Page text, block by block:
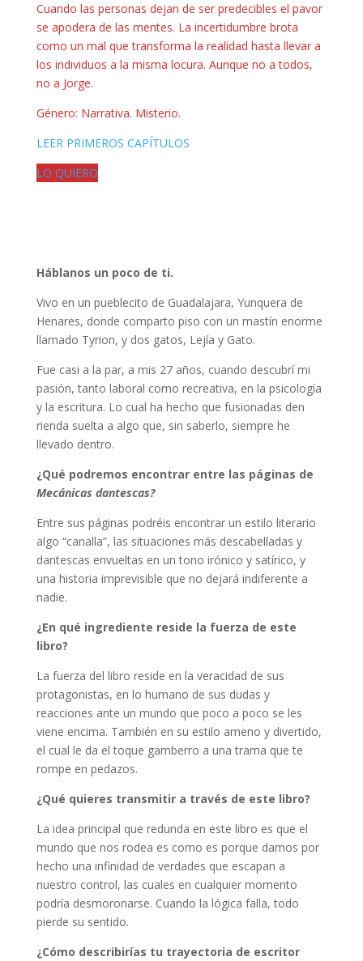
Cuando las personas dejan de ser predecibles el pavor
se apodera de las mentes. La incertidumbre brota
como un mal que transforma la realidad hasta llevar a
los individuos a la misma locura. Aunque no a todos,
no a Jorge.
Género: Narrativa. Misterio.
LEER PRIMEROS CAPÍTULOS
LO QUIERO
Háblanos un poco de ti.
Vivo en un pueblecito de Guadalajara, Yunquera de
Henares, donde comparto piso con un mastín enorme
llamado Tyrion, y dos gatos, Lejía y Gato.
Fue casi a la par, a mis 27 años, cuando descubrí mi
pasión, tanto laboral como recreativa, en la psicología
y la escritura. Lo cual ha hecho que fusionadas den
rienda suelta a algo que, sin saberlo, siempre he
llevado dentro.
¿Qué podremos encontrar entre las páginas de
Mecánicas dantescas?
Entre sus páginas podréis encontrar un estilo literario
algo “canalla”, las situaciones más descabelladas y
dantescas envueltas en un tono irónico y satírico, y
una historia imprevisible que no dejará indiferente a
nadie.
¿En qué ingrediente reside la fuerza de este
libro?
La fuerza del libro reside en la veracidad de sus
protagonistas, en lo humano de sus dudas y
reacciones ante un mundo que poco a poco se les
viene encima. También en su estilo ameno y divertido,
el cual le da el toque gamberro a una trama que te
rompe en pedazos.
¿Qué quieres transmitir a través de este libro?
La idea principal que redunda en este libro es que el
mundo que nos rodea es como es porque damos por
hecho una infinidad de verdades que escapan a
nuestro control, las cuales en cualquier momento
podría desmoronarse. Cuando la lógica falla, todo
pierde su sentido.
¿Cómo describirías tu trayectoria de escritor